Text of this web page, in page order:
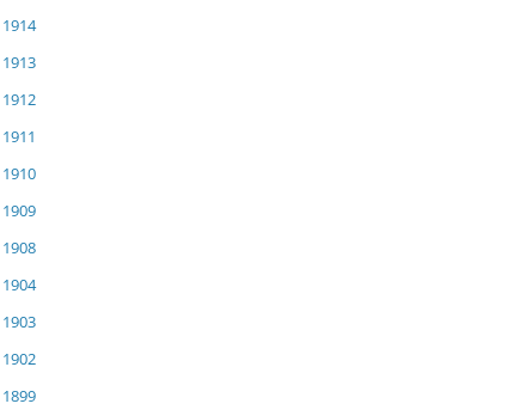
1914
1913
1912
1911
1910
1909
1908
1904
1903
1902
1899